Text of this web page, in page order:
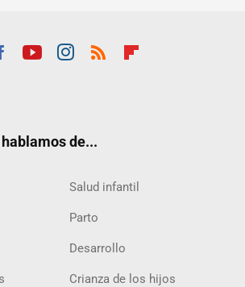
de...
Salud infantil
Parto
Desarrollo
Crianza de los hijos